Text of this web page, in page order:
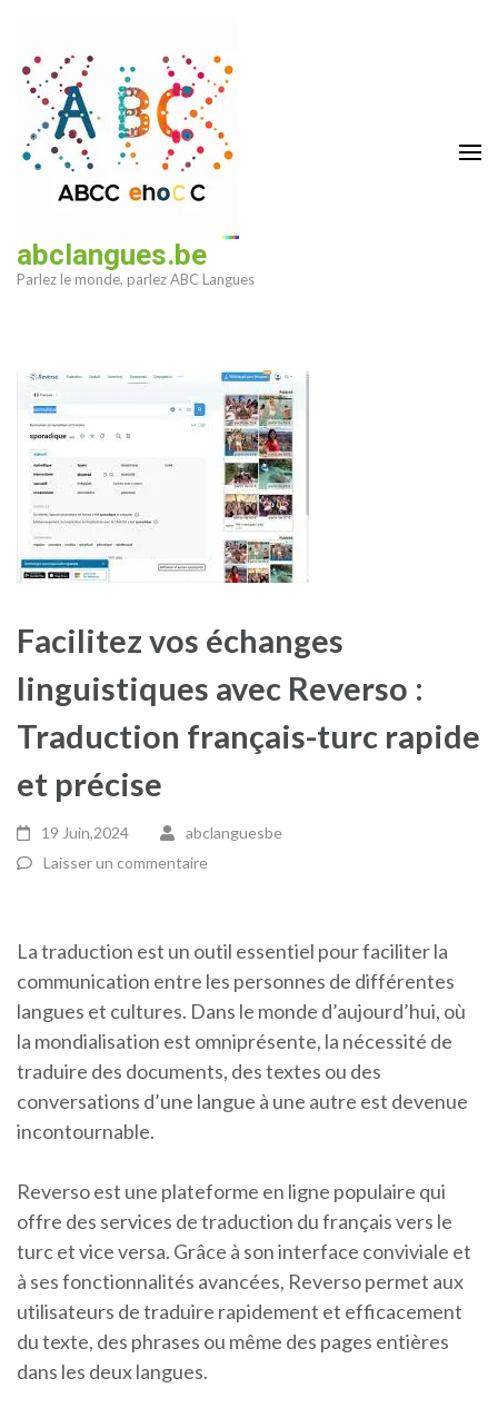
contenu
(Pressez
Entrée)
abclangues.be
Parlez le monde, parlez ABC Langues
Facilitez vos échanges
linguistiques avec Reverso :
Traduction français-turc rapide
et précise
19 Juin,2024
abclanguesbe
Laisser un commentaire
La traduction est un outil essentiel pour faciliter la
communication entre les personnes de différentes
langues et cultures. Dans le monde d’aujourd’hui, où
la mondialisation est omniprésente, la nécessité de
traduire des documents, des textes ou des
conversations d’une langue à une autre est devenue
incontournable.
Reverso est une plateforme en ligne populaire qui
offre des services de traduction du français vers le
turc et vice versa. Grâce à son interface conviviale et
à ses fonctionnalités avancées, Reverso permet aux
utilisateurs de traduire rapidement et efficacement
du texte, des phrases ou même des pages entières
dans les deux langues.